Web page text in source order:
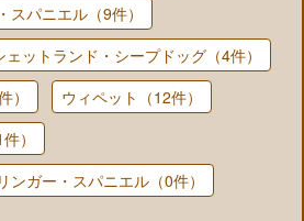
パニエル（9件）
ェットランド・シープドッグ（4件）
）
ウィペット（12件）
）
ガー・スパニエル（0件）